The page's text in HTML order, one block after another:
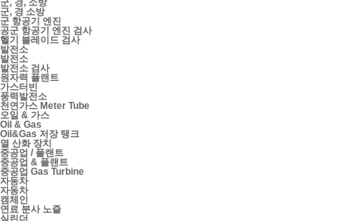
군, 경, 소방
군, 경 소방
군 항공기 엔진
공군 항공기 엔진 검사
헬기 블레이드 검사
발전소
발전소
발전소 검사
원자력 플랜트
가스터빈
풍력발전소
천연가스 Meter Tube
오일 & 가스
Oil & Gas
Oil&Gas 저장 탱크
열 산화 장치
중공업 / 플랜트
중공업 & 플랜트
중공업 Gas Turbine
자동차
자동차
캠체인
연료 분사 노즐
실린더